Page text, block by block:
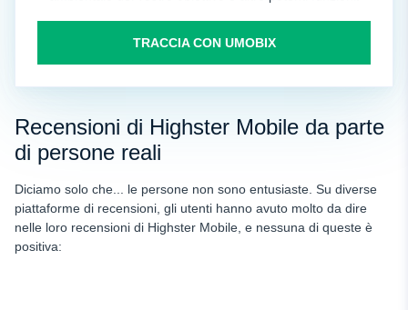
TRACCIA CON UMOBIX
Recensioni di Highster Mobile da parte
di persone reali
Diciamo solo che... le persone non sono entusiaste. Su diverse
piattaforme di recensioni, gli utenti hanno avuto molto da dire
nelle loro recensioni di Highster Mobile, e nessuna di queste è
positiva: